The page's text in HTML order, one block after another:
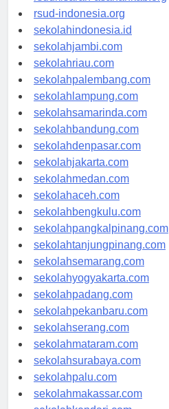
rsudkisaran-asahankab.org
rsud-indonesia.org
sekolahindonesia.id
sekolahjambi.com
sekolahriau.com
sekolahpalembang.com
sekolahlampung.com
sekolahsamarinda.com
sekolahbandung.com
sekolahdenpasar.com
sekolahjakarta.com
sekolahmedan.com
sekolahaceh.com
sekolahbengkulu.com
sekolahpangkalpinang.com
sekolahtanjungpinang.com
sekolahsemarang.com
sekolahyogyakarta.com
sekolahpadang.com
sekolahpekanbaru.com
sekolahserang.com
sekolahmataram.com
sekolahsurabaya.com
sekolahpalu.com
sekolahmakassar.com